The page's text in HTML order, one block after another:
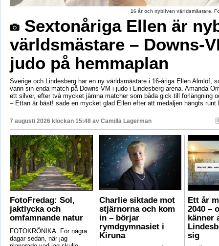
16 år och nybliven världsmästare.
Sextonåriga Ellen är
världsmästare – Downs-
judo på hemmaplan
Sverige och Lindesberg har en ny världsmästare i 16-åriga Ellen Almlöf,
vann sin enda match på Downs-VM i judo i Lindesberg arena. Amanda
ett silver, efter två mycket jämna matcher som båda gick till förlängning
– Ettan är bäst! sade en mycket glad Ellen efter att medaljen hängts runt
7 augusti 2026 klockan 15:48 av Camilla Lagerman
FotoFredag: Sol,
jaktlycka och
omfamnande natur
FOTOKRÖNIKA: För några
dagar sedan, när jag
Charlie siktade mot
stjärnorna och kom
in – börjar
rymdgymnasiet i
Kiruna
Ett år
2040 –
känner
sig